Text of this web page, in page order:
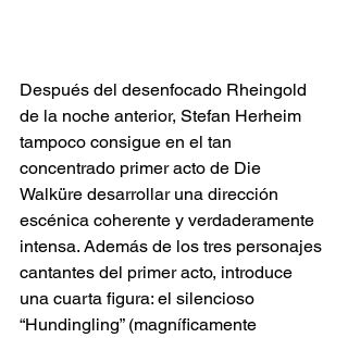
Después del desenfocado Rheingold
de la noche anterior, Stefan Herheim
tampoco consigue en el tan
concentrado primer acto de Die
Walküre desarrollar una dirección
escénica coherente y verdaderamente
intensa. Además de los tres personajes
cantantes del primer acto, introduce
una cuarta figura: el silencioso
“Hundingling” (magníficamente